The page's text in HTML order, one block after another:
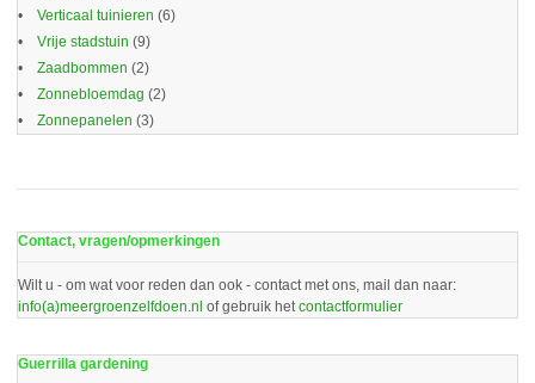
Verticaal tuinieren (6)
Vrije stadstuin (9)
Zaadbommen (2)
Zonnebloemdag (2)
Zonnepanelen (3)
Contact, vragen/opmerkingen
Wilt u - om wat voor reden dan ook - contact met ons, mail dan naar:
info(a)meergroenzelfdoen.nl of gebruik het contactformulier
Guerrilla gardening